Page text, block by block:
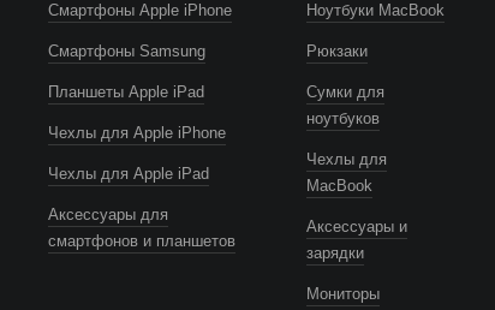
Смартфоны Apple iPhone
Смартфоны Samsung
Планшеты Apple iPad
Чехлы для Apple iPhone
Чехлы для Apple iPad
Аксессуары для
смартфонов и планшетов
Ноутбуки MacBook
Рюкзаки
Сумки для
ноутбуков
Чехлы для
MacBook
Аксессуары и
зарядки
Мониторы